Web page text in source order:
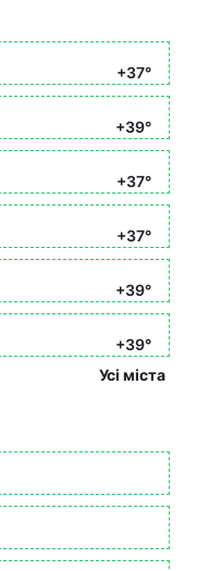
+37°
+39°
+37°
+37°
+39°
+39°
Усі міста